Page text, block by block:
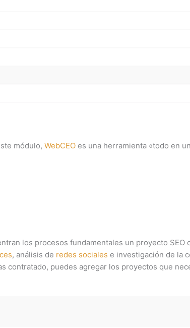
módulo, WebCEO es una herramienta «todo en
los procesos fundamentales un proyecto SEO
, análisis de redes sociales e investigación de la
contratado, puedes agregar los proyectos que